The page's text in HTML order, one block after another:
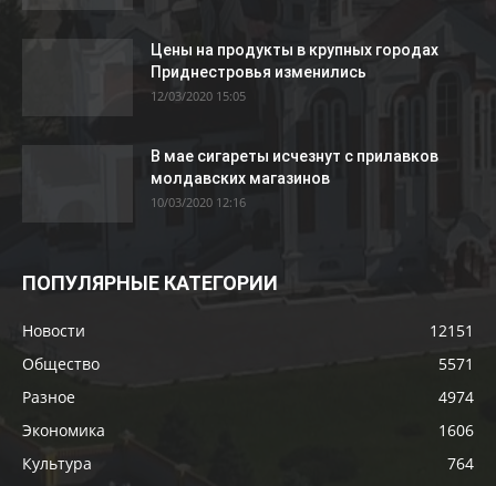
Цены на продукты в крупных городах
Приднестровья изменились
12/03/2020 15:05
В мае сигареты исчезнут с прилавков
молдавских магазинов
10/03/2020 12:16
ПОПУЛЯРНЫЕ КАТЕГОРИИ
Новости
12151
Общество
5571
Разное
4974
Экономика
1606
Культура
764